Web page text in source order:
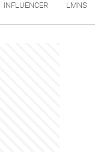
INFLUENCER LMNS